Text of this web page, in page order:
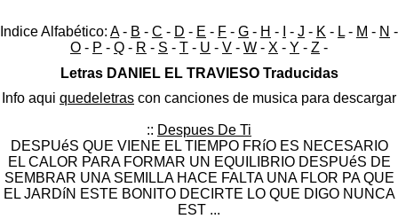
Indice Alfabético: A- B - C - D - E - F - G - H - - J - K - L - M - N -
O - P - Q - R - S - T - U - V - W - X - Y - Z -
Letras DANIEL EL TRAVIESO Traducidas
Info aqui quedeletras con canciones de musica para descargar
:: Despues De Ti
DESPUéS QUE VIENE EL TIEMPO FRíO ES NECESARIO
EL CALOR PARA FORMAR UN EQUILIBRIO DESPUéS DE
SEMBRAR UNA SEMILLA HACE FALTA UNA FLOR PA QUE
EL JARDíN ESTE BONITO DECIRTE LO QUE DIGO NUNCA
EST ...